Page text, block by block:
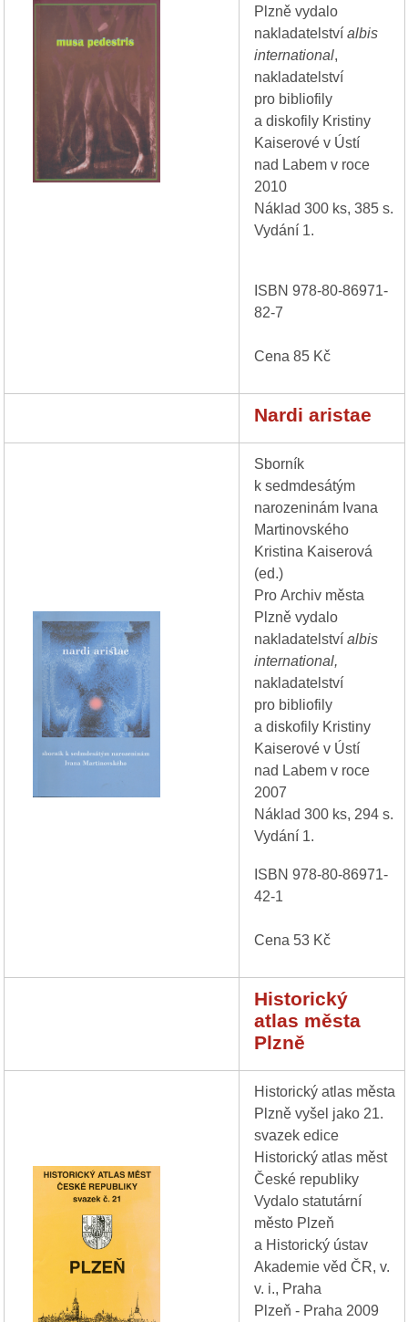
Plzně vydalo
nakladatelstvíalbis
international,
nakladatelství
pro bibliofily
a diskofily Kristiny
Kaiserové v Ústí
nad Labem v roce
2010
Náklad 300 ks, 385 s.
Vydání 1.
ISBN 978-80-86971-
82-7
Cena 85 Kč
Nardi aristae
Sborník
k sedmdesátým
narozeninám Ivana
Martinovského
Kristina Kaiserová
(ed.)
Pro Archiv města
Plzně vydalo
nakladatelství albis
international,
nakladatelství
pro bibliofily
a diskofily Kristiny
Kaiserové v Ústí
nad Labem v roce
2007
Náklad 300 ks, 294 s.
Vydání 1.
ISBN 978-80-86971-
42-1
Cena 53 Kč
Historický
atlas města
Plzně
Historický atlas města
Plzně vyšel jako 21.
svazek edice
Historický atlas měst
České republiky
Vydalo statutární
město Plzeň
a Historický ústav
Akademie věd ČR, v.
v. i., Praha
Plzeň - Praha 2009